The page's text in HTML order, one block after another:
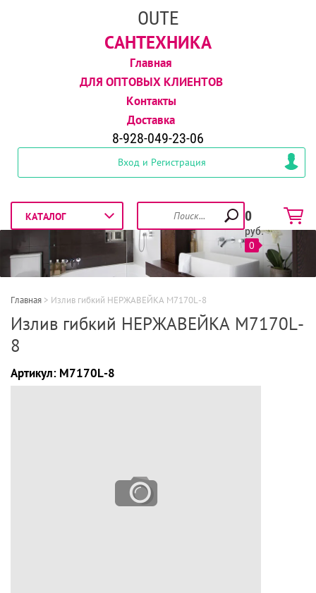
OUTE
САНТЕХНИКА
Главная
ДЛЯ ОПТОВЫХ КЛИЕНТОВ
Контакты
Доставка
8-928-049-23-06
Вход и Регистрация
0
руб.
0
Главная > Излив гибкий НЕРЖАВЕЙКА М7170L-8
Излив гибкий НЕРЖАВЕЙКА М7170L-
8
Артикул: М7170L-8